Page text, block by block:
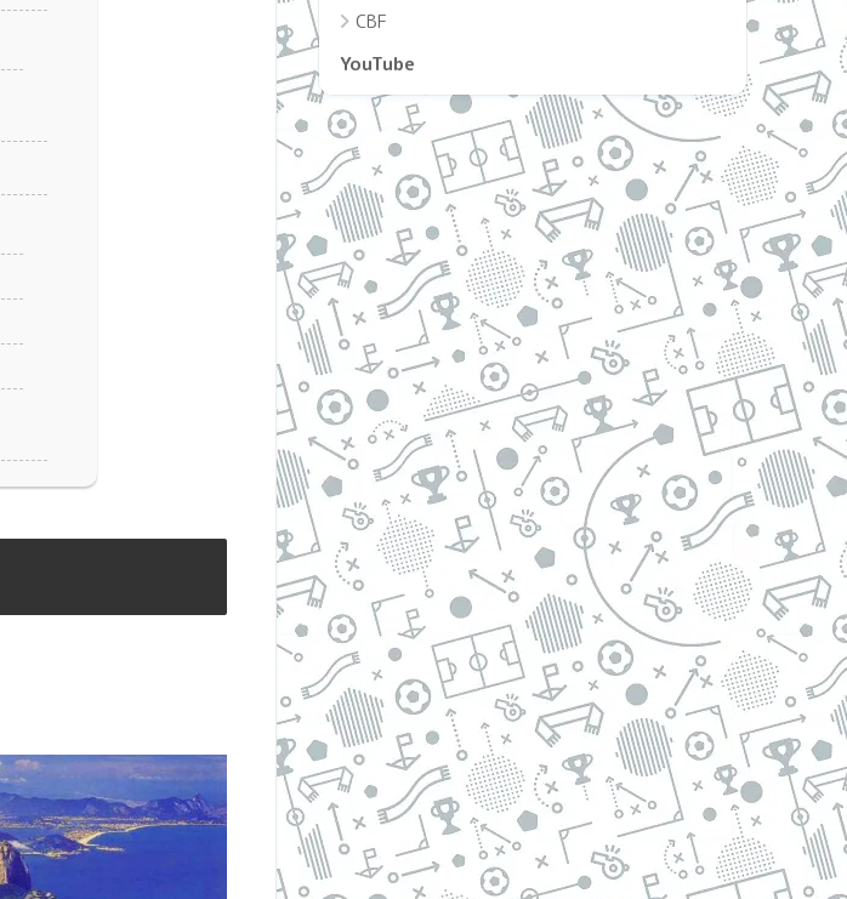
CBF
YouTube